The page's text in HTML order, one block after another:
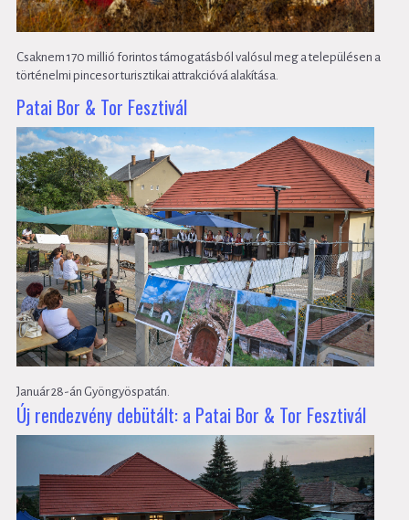
Csaknem 170 millió forintos támogatásból valósul meg a településen a
történelmi pincesor turisztikai attrakcióvá alakítása.
Patai Bor & Tor Fesztivál
Január 28-án Gyöngyöspatán.
Új rendezvény debütált: a Patai Bor & Tor Fesztivál